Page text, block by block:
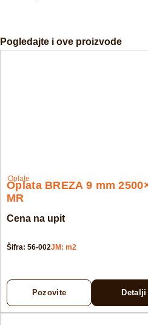
Pogledajte i ove proizvode
Oplate
Oplata BREZA 9 mm
MR
Cena na upit
Šifra: 56-002JM: m2
Pozovite Detalji